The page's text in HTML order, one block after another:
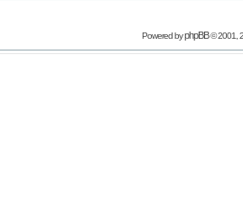
Powered byphpBB© 2001,